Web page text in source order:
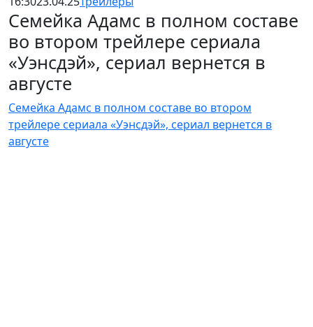
Семейка Адамс в полном составе
во втором трейлере сериала
«Уэнсдэй», сериал вернется в
августе
Семейка Адамс в полном составе во втором
трейлере сериала «Уэнсдэй», сериал вернется в
августе